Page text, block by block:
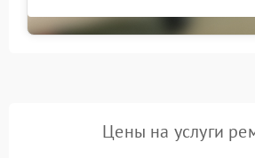
Цены на услуги